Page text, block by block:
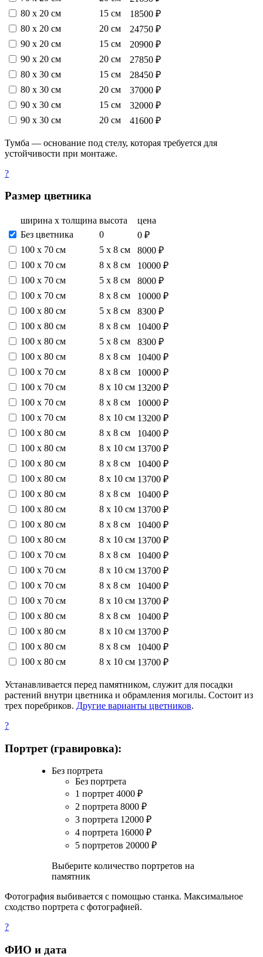
80 х 20 см
15 см
18500 ₽
80 х 20 см
20 см
24750 ₽
90 х 20 см
15 см
20900 ₽
90 х 20 см
20 см
27850 ₽
80 х 30 см
15 см
28450 ₽
80 х 30 см
20 см
37000 ₽
90 х 30 см
15 см
32000 ₽
90 х 30 см
20 см 41600 ₽
Тумба — основание под стелу, которая требуется для
устойчивости при монтаже.
?
Размер цветника
ширина х толщина высота
цена
Без цветника
0
0 ₽
100 х 70 см
5 х 8 см
8000 ₽
100 х 70 см
8 х 8 см
10000 ₽
100 х 70 см
5 х 8 см
8000 ₽
100 х 70 см
8 х 8 см
10000 ₽
100 х 80 см
5 х 8 см
8300 ₽
100 х 80 см
8 х 8 см
10400 ₽
100 х 80 см
5 х 8 см
8300 ₽
100 х 80 см
8 х 8 см
10400 ₽
100 х 70 см
8 х 8 см
10000 ₽
100 х 70 см
8 х 10 см 13200 ₽
100 х 70 см
8 х 8 см
10000 ₽
100 х 70 см
8 х 10 см 13200 ₽
100 х 80 см
8 х 8 см
10400 ₽
100 х 80 см
8 х 10 см 13700 ₽
100 х 80 см
8 х 8 см
10400 ₽
100 х 80 см
8 х 10 см 13700 ₽
100 х 80 см
8 х 8 см
10400 ₽
100 х 80 см
8 х 10 см 13700 ₽
100 х 80 см
8 х 8 см
10400 ₽
100 х 80 см
8 х 10 см 13700 ₽
100 х 70 см
8 х 8 см
10400 ₽
100 х 70 см
8 х 10 см 13700 ₽
100 х 70 см
8 х 8 см
10400 ₽
100 х 70 см
8 х 10 см 13700 ₽
100 х 80 см
8 х 8 см
10400 ₽
100 х 80 см
8 х 10 см 13700 ₽
100 х 80 см
8 х 8 см
10400 ₽
100 х 80 см
8 х 10 см 13700 ₽
Устанавливается перед памятником, служит для посадки
растений внутри цветника и обрамления могилы. Состоит из
трех поребриков. Другие варианты цветников.
?
Портрет (гравировка):
Без портрета
Без портрета
1 портрет 4000 ₽
2 портрета 8000 ₽
3 портрета 12000 ₽
4 портрета 16000 ₽
5 портретов 20000 ₽
Выберите количество портретов на
памятник
Фотография выбивается с помощью станка. Максимальное
сходство портрета с фотографией.
?
ФИО и дата